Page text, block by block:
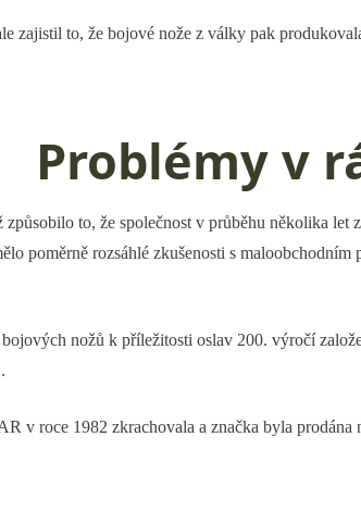
zajistil to, že bojové nože z války pak
Problémy v
to, že společnost v průběhu několika
poměrně rozsáhlé zkušenosti s
nožů k příležitosti oslav 200. výročí
v roce 1982 zkrachovala a značka byla